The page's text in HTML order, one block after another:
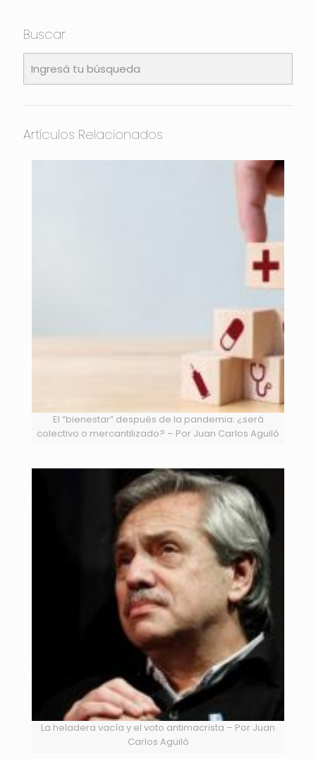
Buscar
Artículos Relacionados
El “bienestar” después de la pandemia: ¿será
colectivo o mercantilizado? – Por Juan Carlos Aguiló
La heladera vacía y el voto antimacrista – Por Juan
Carlos Aguiló